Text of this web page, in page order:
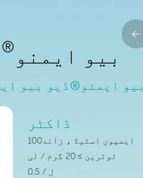
بیو ایمنو ®
بیو ایمنو®ڈیو بیو

ڈاکٹر
ایمیون اسٹیڈ ، زائد100
ٹوٹرین ≥ 20 گرم / لی
0.5 / ل